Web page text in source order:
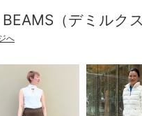
（デミルク
へ